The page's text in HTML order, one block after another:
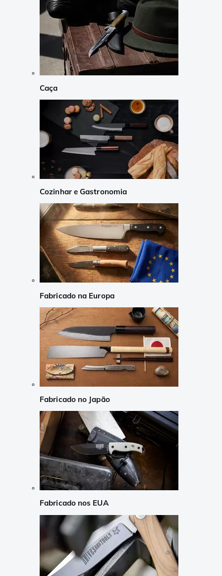
Caça
Cozinhar e Gastronomia
Fabricado na Europa
Fabricado no Japão
Fabricado nos EUA